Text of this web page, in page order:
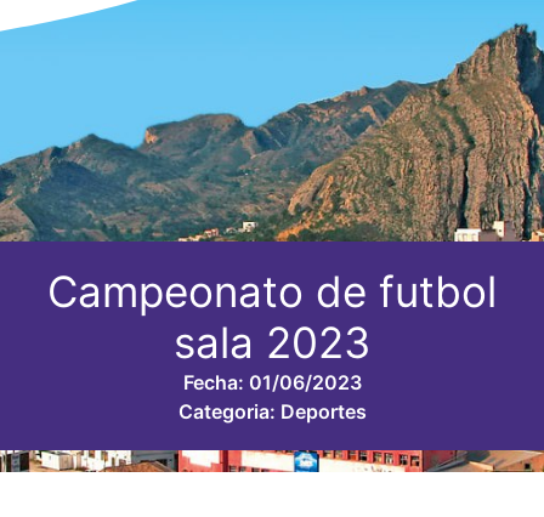
Campeonato de futbol
sala 2023
Fecha: 01/06/2023
Categoria: Deportes